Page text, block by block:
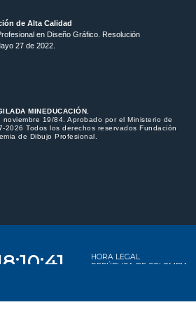
de Alta Calidad
en Diseño Gráfico. Resolución
27 de 2022.
MINEDUCACIÓN.
19/84. Aprobado por el Ministerio de
2026 Todos los derechos reservados Fundación
de Dibujo Profesional.